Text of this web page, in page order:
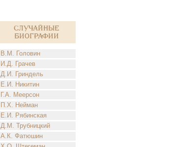
Случайные
биографии
В.М. Головин
И.Д. Грачев
Д.И. Гриндель
Е.И. Никитин
Г.А. Меерсон
П.Х. Нейман
Е.И. Рябинская
Д.М. Трубницкий
А.К. Фатюшин